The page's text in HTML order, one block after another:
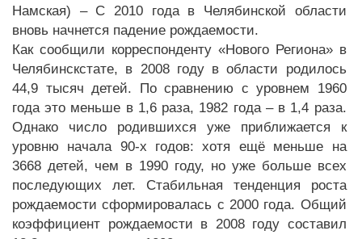
Намская) – С 2010 года в Челябинской области
вновь начнется падение рождаемости.
Как сообщили корреспонденту «Нового Региона» в
Челябинскстате, в 2008 году в области родилось
44,9 тысяч детей. По сравнению с уровнем 1960
года это меньше в 1,6 раза, 1982 года – в 1,4 раза.
Однако число родившихся уже приближается к
уровню начала 90-х годов: хотя ещё меньше на
3668 детей, чем в 1990 году, но уже больше всех
последующих лет. Стабильная тенденция роста
рождаемости сформировалась с 2000 года. Общий
коэффициент рождаемости в 2008 году составил